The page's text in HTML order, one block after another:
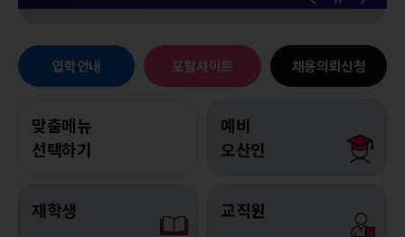
입학안내 포탈사이트 채용의뢰신청
맞춤메뉴
선택하기
예비
오산인
재학생 교직원